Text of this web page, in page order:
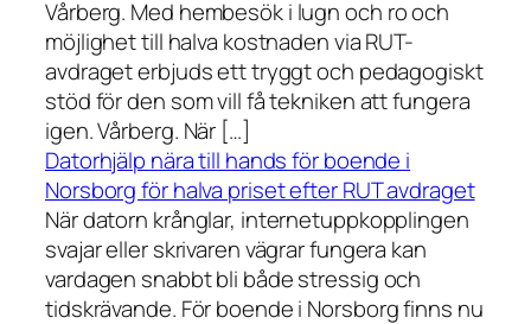
Vårberg. Med hembesök i lugn och ro och
möjlighet till halva kostnaden via RUT-
avdraget erbjuds ett tryggt och pedagogiskt
stöd för den som vill få tekniken att fungera
igen. Vårberg. När […]
Datorhjälp nära till hands för boende i
Norsborg för halva priset efter RUT avdraget
När datorn krånglar, internetuppkopplingen
svajar eller skrivaren vägrar fungera kan
vardagen snabbt bli både stressig och
tidskrävande. För boende i Norsborg finns nu